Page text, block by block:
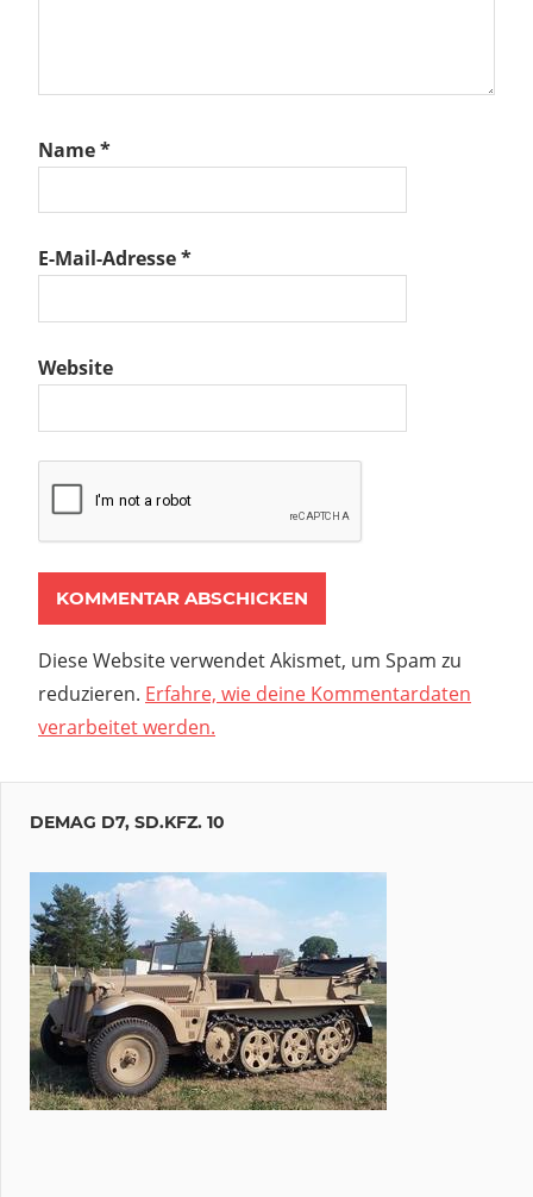
Name*
E-Mail-Adresse*
Website
Diese Website verwendet Akismet, um Spam zu
reduzieren. Erfahre, wie deine Kommentardaten
verarbeitet werden.
DEMAG D7, SD.KFZ. 10